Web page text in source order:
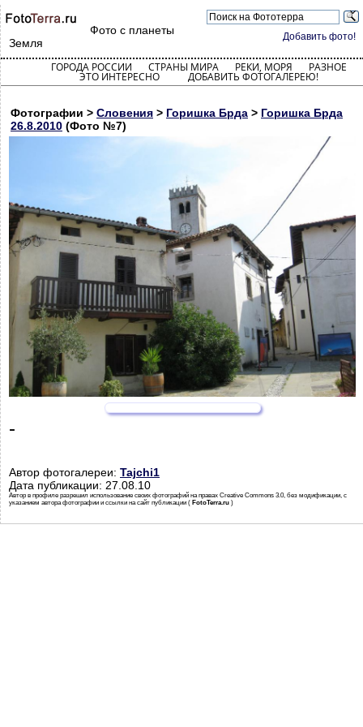
Добавить фото!
Фото с планеты
Земля
ГОРОДА РОССИИ СТРАНЫ МИРА РЕКИ, МОРЯ РАЗНОЕ
ЭТО ИНТЕРЕСНО ДОБАВИТЬ ФОТОГАЛЕРЕЮ!
Фотографии > Словения > Горишка Брда > Горишка Брда
26.8.2010 (Фото №7)
-
Автор фотогалереи: Tajchi1
Дата публикации: 27.08.10
Автор в профиле разрешил использование своих фотографий на правах Creative Commons 3.0, без модификации, с
указанием автора фотографии и ссылки на сайт публикации ( FotoTerra.ru )